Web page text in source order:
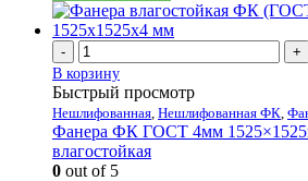
-
+
В корзину
Быстрый просмотр
Нешлифованная Нешлифованная ФК
Фанера ФК ГОСТ 4мм
влагостойкая
0 out of 5